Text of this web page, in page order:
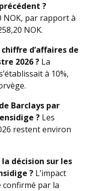
?
NOK, par rapport à
NOK.
d’affaires de
2026 ? La
à 10%,
Barclays par
? Les
restent environ
décision sur les
? L’impact
confirmé par la